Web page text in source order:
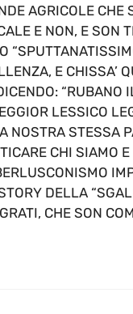
AGRICOLE
E NON, E SON
E CHISSA’
LESSICO
NOSTRA STESSA
CHI SIAMO
DELLA
CHE SON